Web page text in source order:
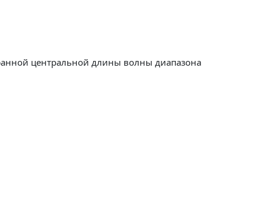
центральной длины волны диапазона